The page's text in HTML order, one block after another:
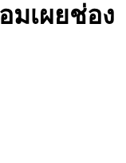
มเผยช่อง